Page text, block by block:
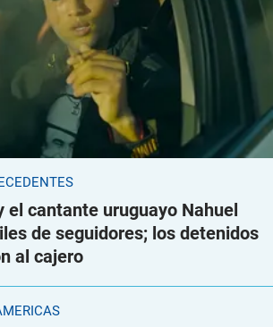
el cantante uruguayo Nahuel
de seguidores; los detenidos
al cajero